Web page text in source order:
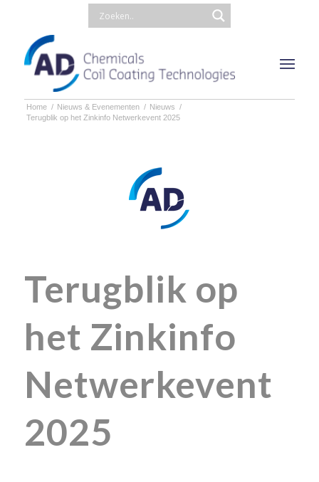
Home / Nieuws & Evenementen / Nieuws /
Terugblik op het Zinkinfo Netwerkevent 2025
Terugblik op
het Zinkinfo
Netwerkevent
2025